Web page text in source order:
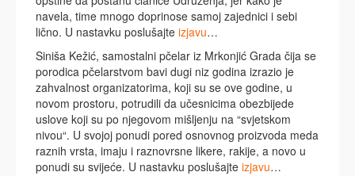
navela, time mnogo doprinose samoj zajednici i sebi
lično. U nastavku poslušajte izjavu…
Siniša Kežić, samostalni pčelar iz Mrkonjić Grada čija se
porodica pčelarstvom bavi dugi niz godina izrazio je
zahvalnost organizatorima, koji su se ove godine, u
novom prostoru, potrudili da učesnicima obezbijede
uslove koji su po njegovom mišljenju na “svjetskom
nivou“. U svojoj ponudi pored osnovnog proizvoda meda
raznih vrsta, imaju i raznovrsne likere, rakije, a novo u
ponudi su svijeće. U nastavku poslušajte izjavu…